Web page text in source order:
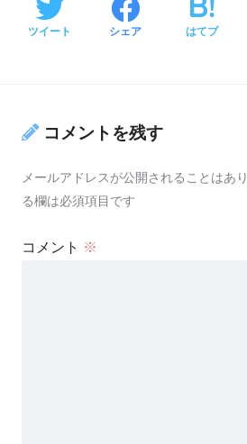
ツイート シェア はてブ
コメントを残す
メールアドレスが公開されることはあり
る欄は必須項目です
コメント ※